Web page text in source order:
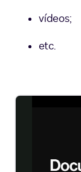
vídeos;
etc.